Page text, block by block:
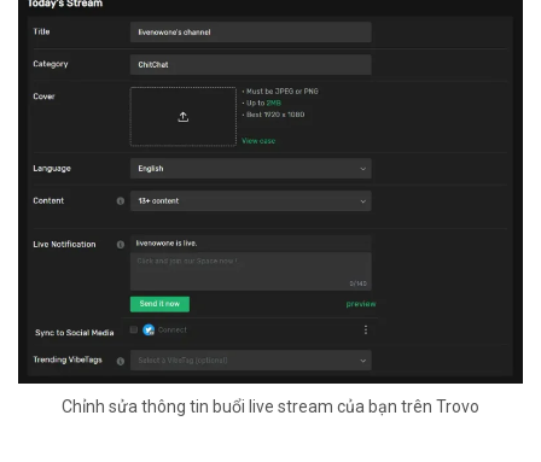
Chỉnh sửa thông tin buổi live stream của bạn trên Trovo